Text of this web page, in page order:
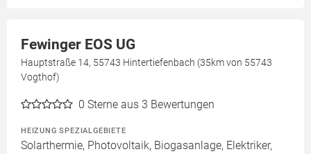
Fewinger EOS UG
Hauptstraße 14, 55743 Hintertiefenbach (35km von 55743
Vogthof)
0 Sterne aus 3 Bewertungen
HEIZUNG SPEZIALGEBIETE
Solarthermie, Photovoltaik, Biogasanlage, Elektriker,